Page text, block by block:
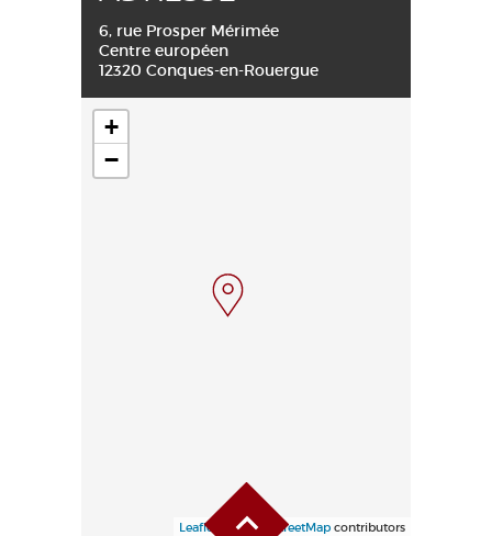
6, rue Prosper Mérimée
Centre européen
12320 Conques-en-Rouergue
+
−
Leaflet | ©OpenStreetMap contributors